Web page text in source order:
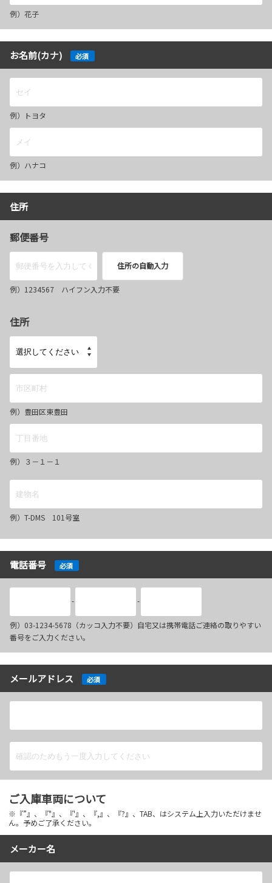
例）花子
お名前(カナ) 必須
例）トヨタ
例）ハナコ
住所
郵便番号
住所の自動入力
例）1234567 ハイフン入力不要
住所
例）豊田区東豊田
例）３－１－１
例）T-DMS 101号室
電話番号 必須
- -
例）03-1234-5678（カッコ入力不要）自宅又は携帯電話ご連絡の取りやすい
番号をご入力ください。
メールアドレス 必須
ご入庫車両について
※『”』、『"』、『'』、『,』、『?』、TAB、はシステム上入力いただけませ
ん。予めご了承ください。
メーカー名